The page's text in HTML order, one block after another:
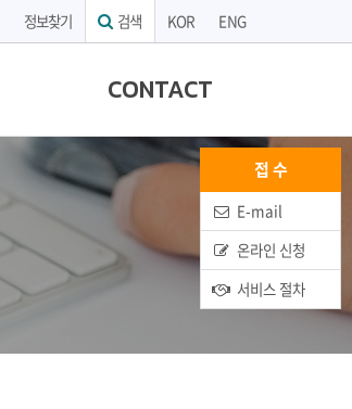
정보찾기 검색 KOR ENG
CONTACT
접 수
E-mail
온라인 신청
서비스 절차